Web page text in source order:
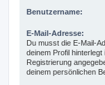
Benutzername:
E-Mail-Adresse:
Du musst die E-Mail-
deinem Profil
Registrierung
deinem persönlichen